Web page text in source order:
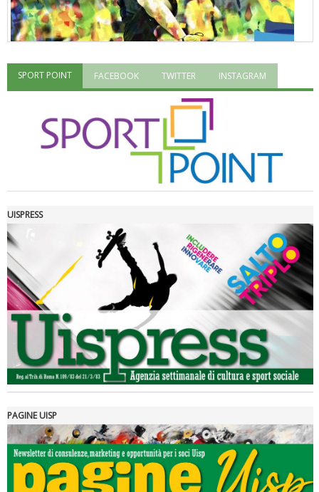
"Superare gli ostacoli": la relazione di Tiziano Pesce al CN Uisp
Luglio 2026: "Pensando con i piedi, si possono fare le
rivoluzioni"
Tiziano Pesce a Radio InBlu2000 traccia il bilancio della stagione
SPORT POINT FACEBOOK TWITTER INSTAGRAM
UISPRESS
PAGINE UISP